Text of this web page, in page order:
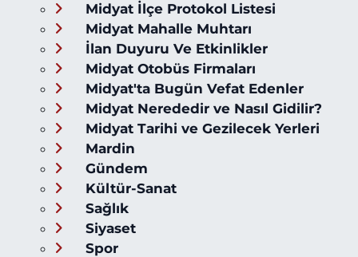
Midyat İlçe Protokol Listesi
Midyat Mahalle Muhtarı
İlan Duyuru Ve Etkinlikler
Midyat Otobüs Firmaları
Midyat'ta Bugün Vefat Edenler
Midyat Nerededir ve Nasıl Gidilir?
Midyat Tarihi ve Gezilecek Yerleri
Mardin
Gündem
Kültür-Sanat
Sağlık
Siyaset
Spor